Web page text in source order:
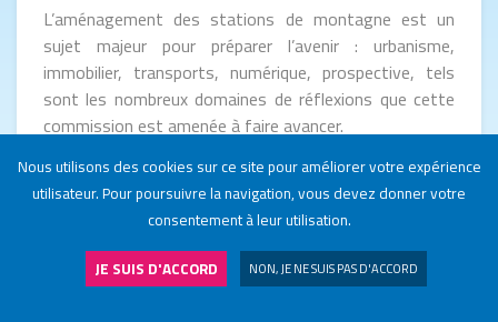
L’aménagement des stations de montagne est un
sujet majeur pour préparer l’avenir : urbanisme,
immobilier, transports, numérique, prospective, tels
sont les nombreux domaines de réflexions que cette
commission est amenée à faire avancer.
La fréquentation en station dépend fortement de
l’offre d’hébergement disponible, problématique
d’autant plus important dans un contexte de forte
concurrence internationale. Le groupe de travail de
ANMSMconsacré à la réhabilitation de l’immobilier de
Nous utilisons des cookies sur ce site pour améliorer votre expérience
utilisateur. Pour poursuivre la navigation, vous devez donner votre
consentement à leur utilisation.
JE SUIS D'ACCORD NON, JE NE SUIS PAS D'ACCORD